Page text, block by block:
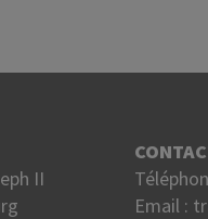
II
Email :